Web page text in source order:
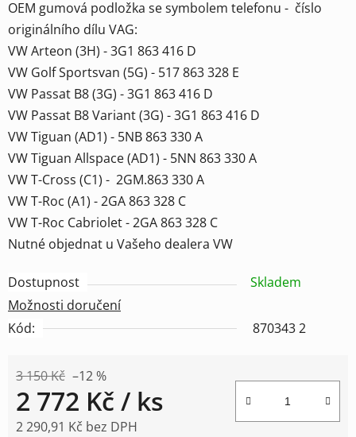
OEM gumová podložka se symbolem telefonu - číslo
originálního dílu VAG:
VW Arteon (3H) - 3G1 863 416 D
VW Golf Sportsvan (5G) - 517 863 328 E
VW Passat B8 (3G) - 3G1 863 416 D
VW Passat B8 Variant (3G) - 3G1 863 416 D
VW Tiguan (AD1) - 5NB 863 330 A
VW Tiguan Allspace (AD1) - 5NN 863 330 A
VW T-Cross (C1) - 2GM.863 330 A
VW T-Roc (A1) - 2GA 863 328 C
VW T-Roc Cabriolet - 2GA 863 328 C
Nutné objednat u Vašeho dealera VW
Dostupnost
Skladem
Možnosti doručení
Kód:
870343 2
3 150 Kč –12 %
2 772 Kč / ks
2 290,91 Kč bez DPH